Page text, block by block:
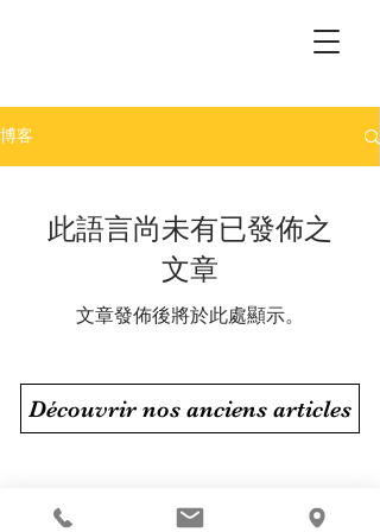
博客
此語言尚未有已發佈之
文章
文章發佈後將於此處顯示。
Découvrir nos anciens articles